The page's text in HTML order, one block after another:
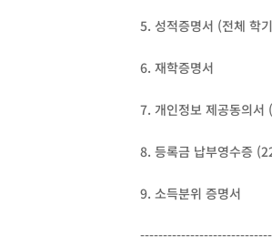
5. 성적증명서 (전체 학
6. 재학증명서
7. 개인정보 제공동의서
8. 등록금 납부영수증
9. 소득분위 증명서